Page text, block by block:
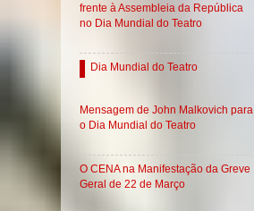
frente à Assembleia da República
no Dia Mundial do Teatro
Dia Mundial do Teatro
Mensagem de John Malkovich para
o Dia Mundial do Teatro
O CENA na Manifestação da Greve
Geral de 22 de Março